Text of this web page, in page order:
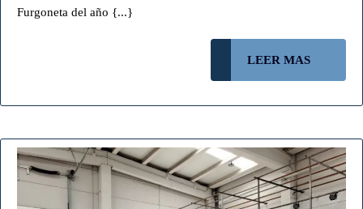
DISPONIBLE)
Furgoneta del año {...}
LEER MAS
MAS